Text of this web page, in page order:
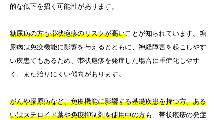
的な低下を招く可能性があります。
糖尿病の方も帯状疱疹のリスクが高いことが知られています。糖
尿病は免疫機能に影響を与えるとともに、神経障害を起こしやす
い疾患でもあるため、帯状疱疹を発症した場合に重症化しやす
く、また治りにくい傾向があります。
がんや膠原病など、免疫機能に影響する基礎疾患を持つ方、ある
いはステロイド薬や免疫抑制剤を使用中の方も、帯状疱疹の発症